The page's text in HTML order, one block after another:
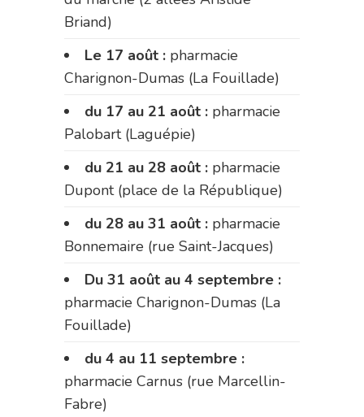
Briand)
Le 17 août : pharmacie
Charignon-Dumas (La Fouillade)
du 17 au 21 août : pharmacie
Palobart (Laguépie)
du 21 au 28 août : pharmacie
Dupont (place de la République)
du 28 au 31 août : pharmacie
Bonnemaire (rue Saint-Jacques)
Du 31 août au 4 septembre :
pharmacie Charignon-Dumas (La
Fouillade)
du 4 au 11 septembre :
pharmacie Carnus (rue Marcellin-
Fabre)